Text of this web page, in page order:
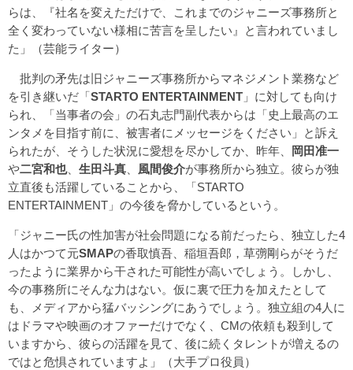
らは、『社名を変えただけで、これまでのジャニーズ事務所と
全く変わっていない様相に苦言を呈したい』と言われていまし
た」（芸能ライター）
批判の矛先は旧ジャニーズ事務所からマネジメント業務など
を引き継いだ「STARTO ENTERTAINMENT 」に対しても向け
られ、「当事者の会」の石丸志門副代表からは「史上最高のエ
ンタメを目指す前に、被害者にメッセージをください」と訴え
られたが、そうした状況に愛想を尽かしてか、昨年、
岡田准一
や二宮和也、 生田斗真 風間俊介が事務所から独立。彼らが独
立直後も活躍していることから、「STARTO
ENTERTAINMENT」の今後を脅かしているという。
「ジャニー氏の性加害が社会問題になる前だったら、独立した4
人はかつて元SMAPの香取慎吾、稲垣吾郎，草彅剛らがそうだ
ったように業界から干された可能性が高いでしょう。しかし、
今の事務所にそんな力はない。仮に裏で圧力を加えたとして
も、メディアから猛バッシングにあうでしょう。独立組の4人に
はドラマや映画のオファーだけでなく、CMの依頼も殺到して
いますから、彼らの活躍を見て、後に続くタレントが増えるの
ではと危惧されていますよ」（大手プロ役員）